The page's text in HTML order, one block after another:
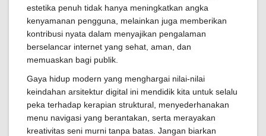
estetika penuh tidak hanya meningkatkan angka
kenyamanan pengguna, melainkan juga memberikan
kontribusi nyata dalam menyajikan pengalaman
berselancar internet yang sehat, aman, dan
memuaskan bagi publik.
Gaya hidup modern yang menghargai nilai-nilai
keindahan arsitektur digital ini mendidik kita untuk selalu
peka terhadap kerapian struktural, menyederhanakan
menu navigasi yang berantakan, serta merayakan
kreativitas seni murni tanpa batas. Jangan biarkan